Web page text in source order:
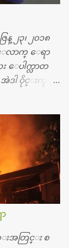
ေတြ အေသး
ာကိုယ္အစိတ္ပို
2 စက္ေတြ
းရွိပါတယ္။
ာေရးသူ လြ
၂၃၊ ၂၀၁၈
လာက္ ေရာ
ေပါက္လာတ
ဒါ ဝိုင္းကူ
း ခုိးဝတ္တ
ေပါက္မွန္း
နွမ အားလံုး ၆
အစ္ကိုေတြက
နဲ႔ဘဲ ေပါ
ေယာ
လည္း ေၾကာ
ေယာ
စားေအာင္
အတြင္း စ